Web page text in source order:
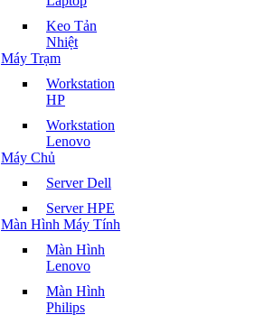
Keo Tản
Nhiệt
Máy Trạm
Workstation
HP
Workstation
Lenovo
Máy Chủ
Server Dell
Server HPE
Màn Hình Máy Tính
Màn Hình
Lenovo
Màn Hình
Philips